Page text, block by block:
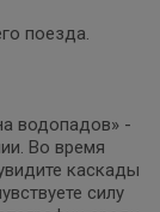
поезда.
водопадов» -
Во время
каскады
силу